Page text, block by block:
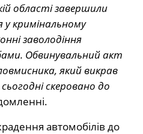
області завершили
у кримінальному
заволодіння
Обвинувальний акт
який викрав
скеровано до
автомобілів до